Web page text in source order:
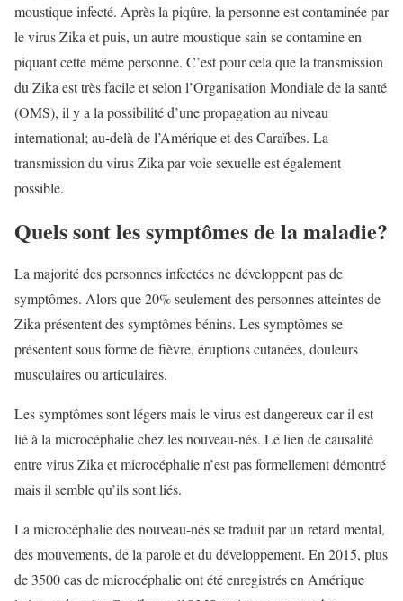
moustique infecté. Après la piqûre, la personne est contaminée par
le virus Zika et puis, un autre moustique sain se contamine en
piquant cette même personne. C’est pour cela que la transmission
du Zika est très facile et selon l’Organisation Mondiale de la santé
(OMS), il y a la possibilité d’une propagation au niveau
international; au-delà de l’Amérique et des Caraïbes. La
transmission du virus Zika par voie sexuelle est également
possible.
Quels sont les symptômes de la maladie?
La majorité des personnes infectées ne développent pas de
symptômes. Alors que 20% seulement des personnes atteintes de
Zika présentent des symptômes bénins. Les symptômes se
présentent sous forme de fièvre, éruptions cutanées, douleurs
musculaires ou articulaires.
Les symptômes sont légers mais le virus est dangereux car il est
lié à la microcéphalie chez les nouveau-nés. Le lien de causalité
entre virus Zika et microcéphalie n’est pas formellement démontré
mais il semble qu’ils sont liés.
La microcéphalie des nouveau-nés se traduit par un retard mental,
des mouvements, de la parole et du développement. En 2015, plus
de 3500 cas de microcéphalie ont été enregistrés en Amérique